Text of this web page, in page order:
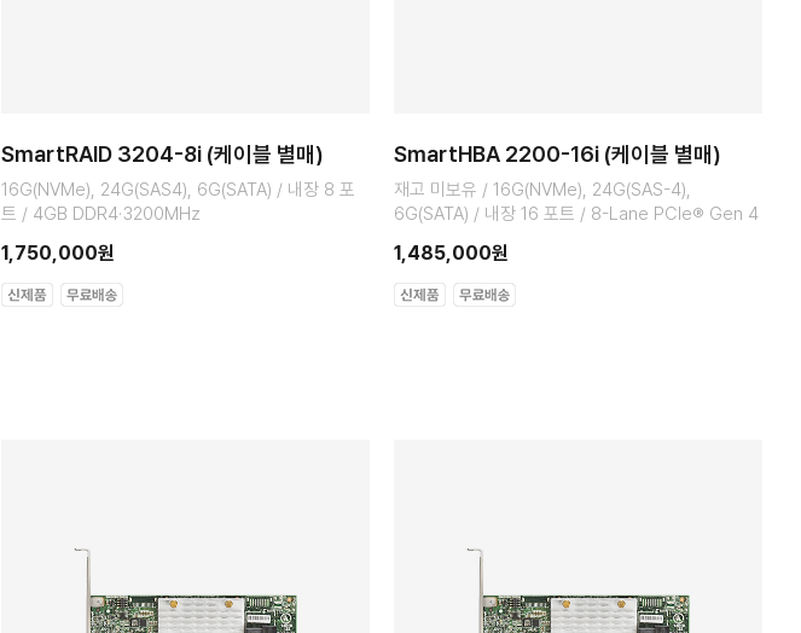
SmartRAID 3204-8i (케이블 별매)
16G(NVMe), 24G(SAS4), 6G(SATA) / 내장 8 포
트 / 4GB DDR4·3200MHz
1,750,000원
SmartHBA 2200-16i (케이블 별매)
재고 미보유 / 16G(NVMe), 24G(SAS-4),
6G(SATA) / 내장 16 포트 / 8-Lane PCIe® Gen 4
1,485,000원